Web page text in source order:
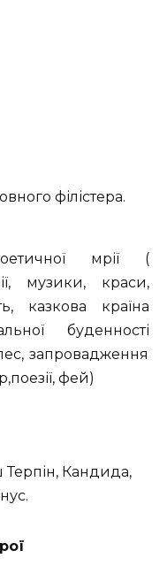
філістера.
мрії(
музики, краси,
казкова країна
буденності
запровадження
фей)
Терпін, Кандида,